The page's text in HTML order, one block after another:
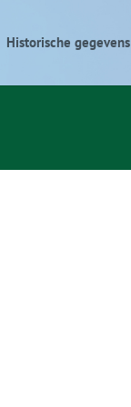
Historische gegevens